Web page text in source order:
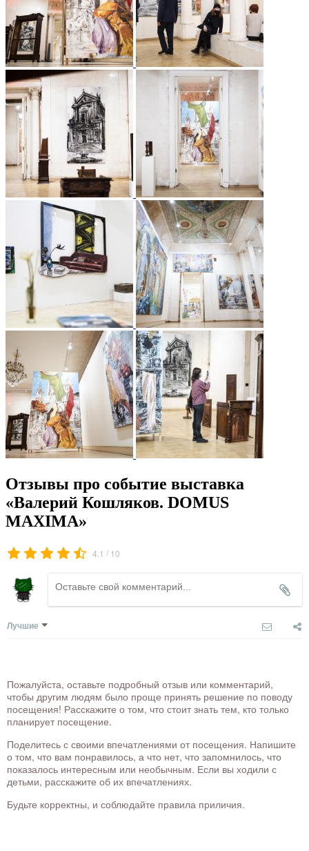
Отзывы про событие выставка
«Валерий Кошляков. DOMUS
MAXIMA»
4.1 / 10
Лучшие
Пожалуйста, оставьте подробный отзыв или комментарий,
чтобы другим людям было проще принять решение по поводу
посещения! Расскажите о том, что стоит знать тем, кто только
планирует посещение.
Поделитесь с своими впечатлениями от посещения. Напишите
о том, что вам понравилось, а что нет, что запомнилось, что
показалось интересным или необычным. Если вы ходили с
детьми, расскажите об их впечатлениях.
Будьте корректны, и соблюдайте правила приличия.